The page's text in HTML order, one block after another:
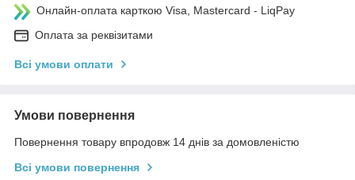
Онлайн-оплата карткою Visa, Mastercard - LiqPay
Оплата за реквізитами
Всі умови оплати
Умови повернення
Повернення товару впродовж 14 днів за домовленістю
Всі умови повернення